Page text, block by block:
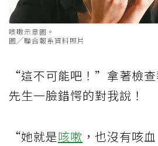
咳嗽示意圖。
圖╱聯合報系資料照片
“這不可能吧！”拿著檢
先生一臉錯愕的對我說！
“她就是咳嗽 ，也沒有咳